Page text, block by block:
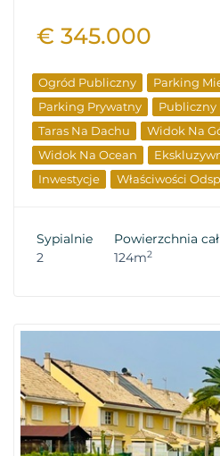
€ 345.000
Ogród Publiczny
Parking
Parking Prywatny
Publiczny
Taras Na Dachu
Widok Na
Widok Na Ocean
Inwestycje
Właściwości
Sypialnie
2
Powierzchnia
124m2